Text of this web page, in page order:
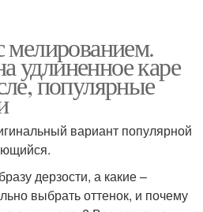
мелированием.
удлиненное каре
популярные
вариант популярной
дерзости, а какие –
выбрать оттенок, и почему